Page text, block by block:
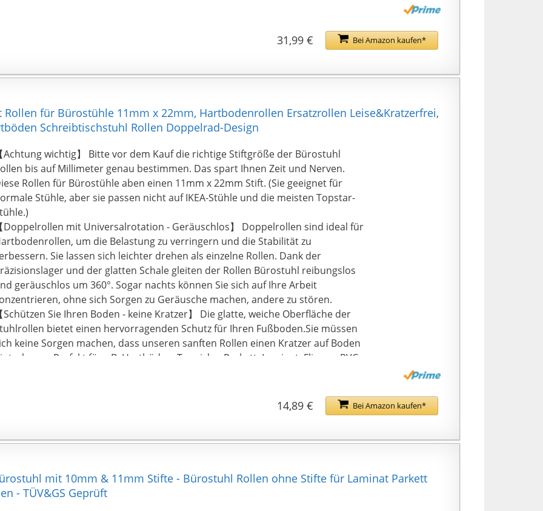
🌟 Werkzeuglose Installation: schnell und einfach zu installieren. Die
hartbodenrollen 11mm können als Ersatzräder für die meisten Arbeitsstühle
Sie es ein. Schieben Sie dann die Schiene des neuen Stuhlrads in den
und installiert werden
gehen kein Risiko ein, unser Ziel ist es, Ihnen das hochwertigste
Bürostuhlzubehör und einen ausgezeichneten Service zu bieten (gummirollen
bürostuhl). Sollten diese bürostuhl gummirollen nicht Ihren Erwartungen
oder kaputt gehen, bieten wir Ihnen einen 30-tägigen kostenlosen
bzw. Umtauschservice. Wenn Sie also irgendwelche Probleme haben,
Sie es uns wissen! Zögern Sie nicht
Bei Amazon kaufen*
31,99 €
Rollen für Bürostühle 11mm x 22mm, Hartbodenrollen Ersatzrollen Leise&Kratzerfrei,
Schreibtischstuhl Rollen Doppelrad-Design
【Achtung wichtig】 Bitte vor dem Kauf die richtige Stiftgröße der Bürostuhl
bis auf Millimeter genau bestimmen. Das spart Ihnen Zeit und Nerven.
Rollen für Bürostühle aben einen 11mm x 22mm Stift. (Sie geeignet für
Stühle, aber sie passen nicht auf IKEA-Stühle und die meisten Topstar-
【Doppelrollen mit Universalrotation - Geräuschlos】 Doppelrollen sind ideal für
um die Belastung zu verringern und die Stabilität zu
Sie lassen sich leichter drehen als einzelne Rollen. Dank der
und der glatten Schale gleiten der Rollen Bürostuhl reibungslos
geräuschlos um 360°. Sogar nachts können Sie sich auf Ihre Arbeit
ohne sich Sorgen zu Geräusche machen, andere zu stören.
【Schützen Sie Ihren Boden - keine Kratzer】 Die glatte, weiche Oberfläche der
bietet einen hervorragenden Schutz für Ihren Fußboden.Sie müssen
keine Sorgen machen, dass unseren sanften Rollen einen Kratzer auf Boden
für z.B. Hartböden, Teppiche, Parkett, Laminat, Fliesen, PVC,
Schreibtischstuhl Rollen sind aus hochwertigem, umweltfreundlichem Nylon
hergestellt. Es ist haltbarer und strukturierter als gewöhnlicher Kunststoff. Es ist
der perfekte Begleiter für Ihr Arbeitsleben.
Bürostuhlrollen sind keine Werkzeuge erforderlich. Sie müssen zuerst das
Rad entfernen, dann den neuen Stift mit dem Loch ausrichten und ihn
eindrücken. 3 Minuten für die Montage und Demontage.
Bei Amazon kaufen*
14,89 €
mit 10mm & 11mm Stifte - Bürostuhl Rollen ohne Stifte für Laminat Parkett
- TÜV&GS Geprüft